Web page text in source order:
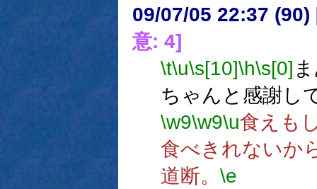
09/07/05 22:37 (90)
意: 4]
\t\u\s[10]\h\s[0]
ちゃんと感謝し
\w9\w9\u食えも
食べきれないか
道断。 \e